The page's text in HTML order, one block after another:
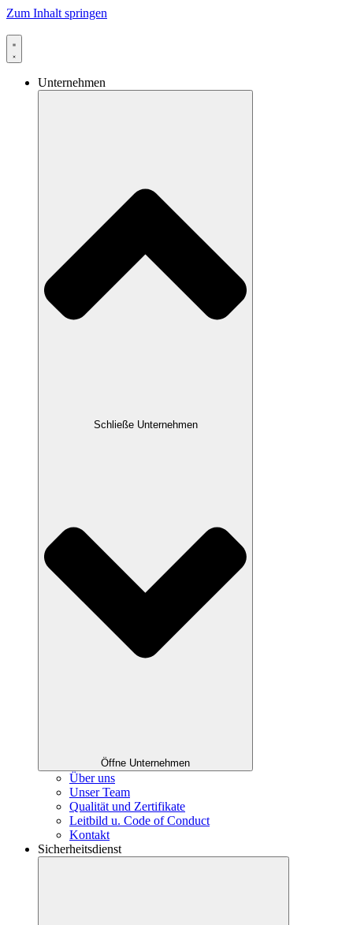
Zum Inhalt springen
Unternehmen
Schließe Unternehmen
Öffne Unternehmen
Über uns
Unser Team
Qualität und Zertifikate
Leitbild u. Code of Conduct
Kontakt
Sicherheitsdienst